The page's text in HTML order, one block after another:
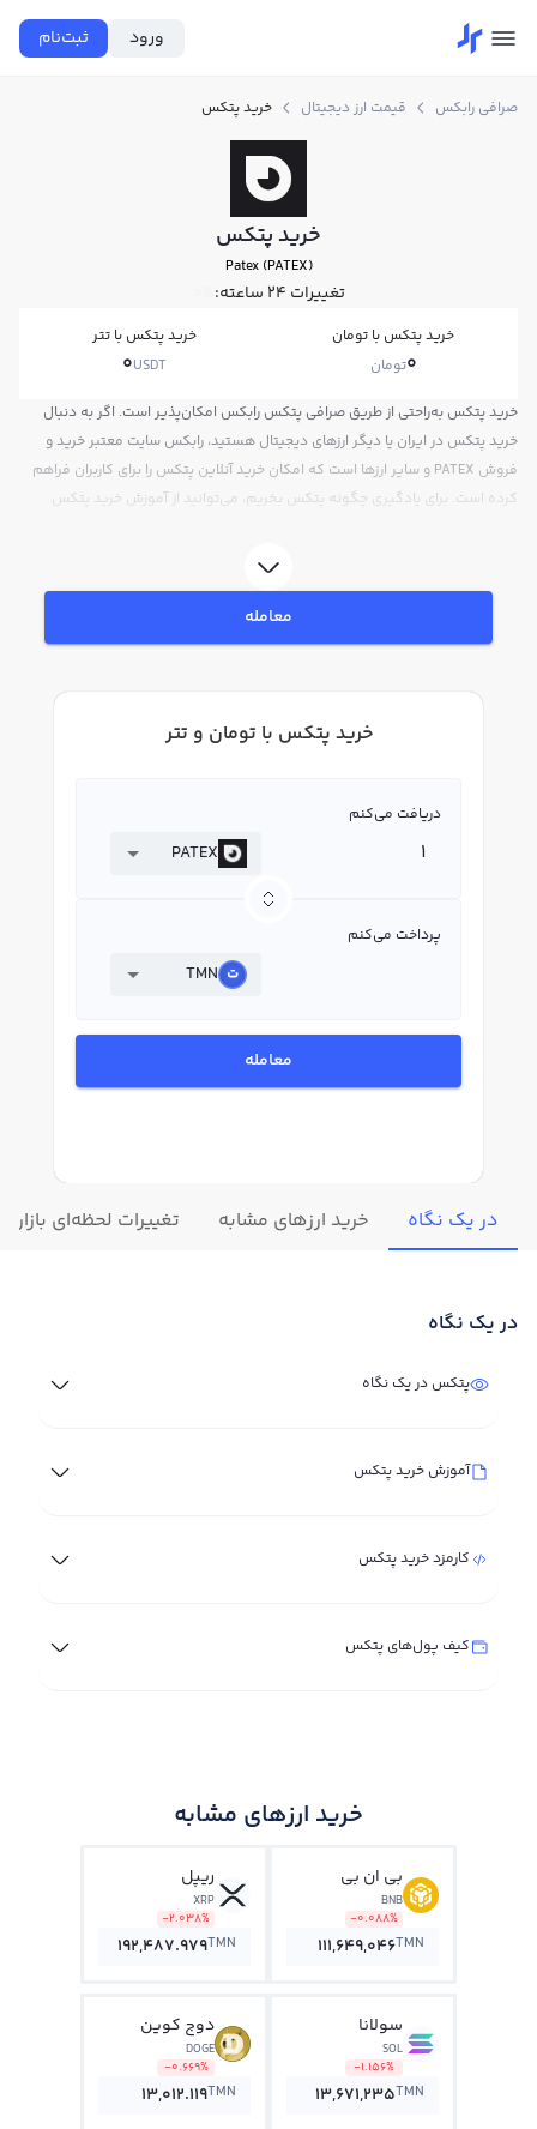
ورود ثبت‌نام
صرافی رابکس قیمت ارز دیجیتال خرید پتکس
خرید پتکس
Patex (PATEX)
تغییرات ۲۴ ساعته: 0%
خرید پتکس با تومان
0تومان
خرید پتکس با تتر
0USDT
خرید پتکس به‌راحتی از طریق صرافی پتکس رابکس امکان‌پذیر است. اگر به دنبال
خرید پتکس در ایران یا دیگر ارزهای دیجیتال هستید، رابکس سایت معتبر خرید و
فروش PATEX و سایر ارزها است که امکان خرید آنلاین پتکس را برای کاربران فراهم
کرده است. برای یادگیری چگونه پتکس بخریم، می‌توانید از آموزش خرید پتکس
بپردازید. در بازار رابکس، قیمت لحظه‌ای، نمودار و امکانات فروش پتکس نیز در
دسترس شما قرار دارد تا بتوانید تصمیمات بهتری در معاملات خود بگیرید.
معامله
خرید پتکس با تومان و تتر
دریافت می‌کنم
PATEX
پرداخت می‌کنم
TMN
معامله
در یک نگاه خرید ارزهای مشابه تغییرات لحظه‌ای
در یک نگاه
پتکس در یک نگاه
آموزش خرید پتکس
کارمزد خرید پتکس
کیف پول‌های پتکس
خرید ارزهای مشابه
بی ان بی
BNB
-0.088%
111,649,046TMN
ریپل
XRP
-2.038%
192,487.979TMN
سولانا
SOL
-1.156%
13,671,235TMN
دوج کوین
DOGE
-0.669%
13,012.119TMN